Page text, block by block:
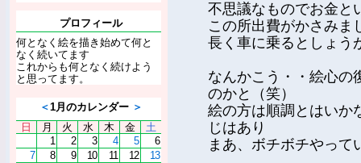
プロフィール
何となく絵を描き始めて何と
なく続いてます
これからも何となく続けよう
と思ってます。
＜1月のカレンダー ＞
日
月 火 水 木 金
土
1
2 3 4 5
6
7
8 9 10 11 12
13
不思議なものでお金と
この所出費がかさみま
長く車に乗るとしょう
なんかこう・・絵心の
のかと（笑）
絵の方は順調とはいか
じはあり
まあ、ボチボチやって